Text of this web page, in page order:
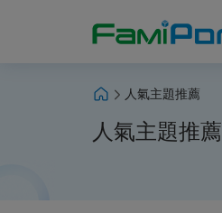
人氣主題推薦
人氣主題推薦